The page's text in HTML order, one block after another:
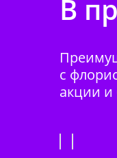
В
с
акции и